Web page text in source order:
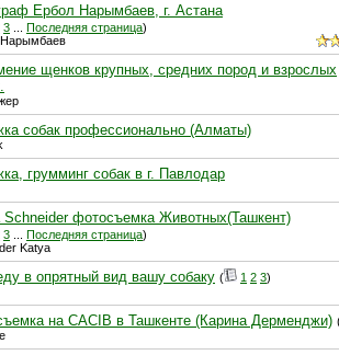
Ербол Нарымбаев, г. Астана
3 Последняя страница)
щенков крупных, средних пород и взрослых
собак профессионально (Алматы)
грумминг собак в г. Павлодар
Schneider фотосъемка Животных(Ташкент)
3 Последняя страница)
Katya
в опрятный вид вашу собаку ( 1 2 3)
на CACIB в Ташкенте (Карина Дерменджи)